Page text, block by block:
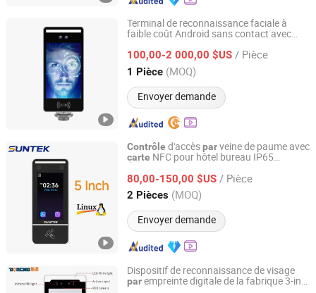
Terminal de reconnaissance faciale à
faible coût Android sans contact avec
température, cloud,cartemémoire 4m
100,00-2 000,00 $US / Pièce
1 Pièce (MOQ)
Envoyer demande
RS Security Co., Ltd.
Guangdong, China Depuis 2013
Contrôle d'accèsparveine de paume avec
carte NFC pour hôtel bureau IP65
80,00-150,00 $US / Pièce
2 Pièces (MOQ)
Envoyer demande
Foshan Suntek Technology Co., Ltd.
Guangdong, China Depuis 2026
Dispositif de reconnaissance de visage
parempreinte digitale de la fabrique 3-in-
Shenzhen Dongwo Intelligent Technology Co., Ltd.